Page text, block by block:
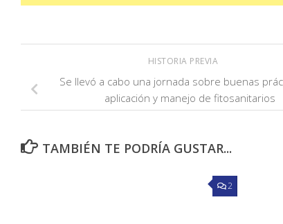
HISTORIA PREVIA
Se llevó a cabo una jornada sobre buenas
aplicación y manejo de fitosanitarios
TAMBIÉN TE PODRÍA GUSTAR...
2